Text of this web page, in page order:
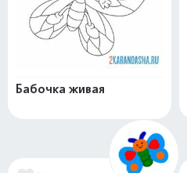
Бабочка живая